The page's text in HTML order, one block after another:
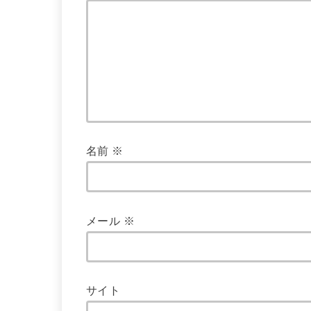
名前 ※
メール ※
サイト